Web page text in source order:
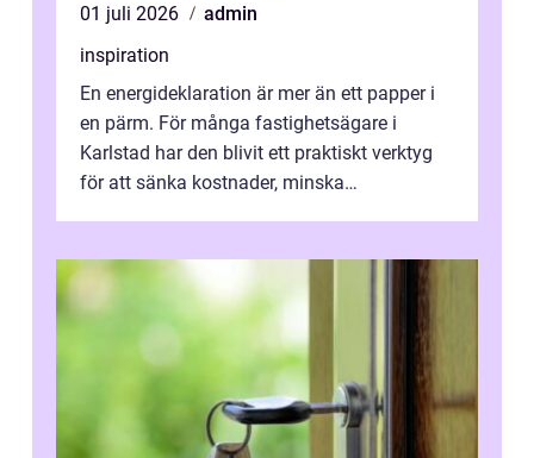
01 juli 2026
admin
inspiration
En energideklaration är mer än ett papper i
en pärm. För många fastighetsägare i
Karlstad har den blivit ett praktiskt verktyg
för att sänka kostnader, minska